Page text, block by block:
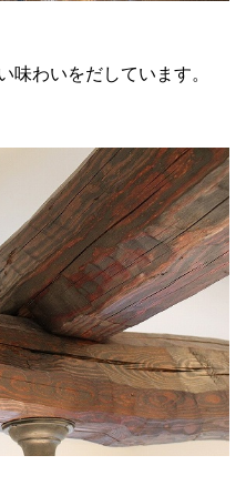
味わいをだしています。